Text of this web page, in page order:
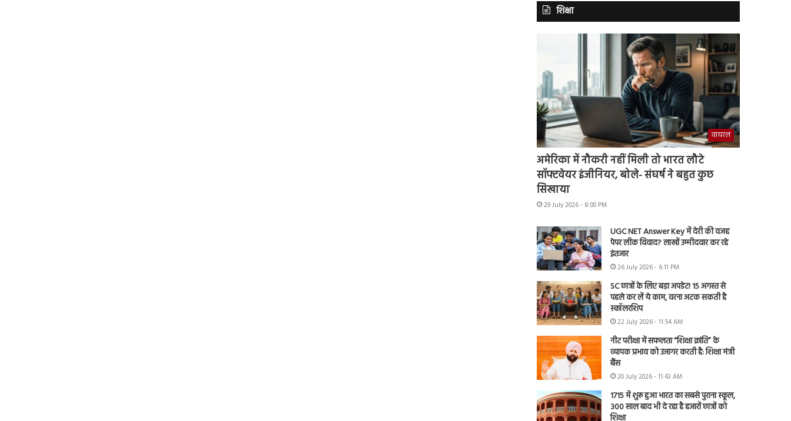
शिक्षा
वायरल
अमेरिका में नौकरी नहीं मिली तो भारत लौटे
सॉफ्टवेयर इंजीनियर, बोले- संघर्ष ने बहुत कुछ
सिखाया
29 July 2026 - 8:00 PM
UGC NET Answer Key में देरी की वजह
पेपर लीक विवाद? लाखों उम्मीदवार कर रहे
इंतजार
26 July 2026 - 6:11 PM
SC छात्रों के लिए बड़ा अपडेट! 15 अगस्त से
पहले कर लें ये काम, वरना अटक सकती है
स्कॉलरशिप
22 July 2026 - 11:54 AM
नीट परीक्षा में सफलता “शिक्षा क्रांति” के
व्यापक प्रभाव को उजागर करती है: शिक्षा मंत्री
बैंस
20 July 2026 - 11:43 AM
1715 में शुरू हुआ भारत का सबसे पुराना स्कूल,
300 साल बाद भी दे रहा है हजारों छात्रों को